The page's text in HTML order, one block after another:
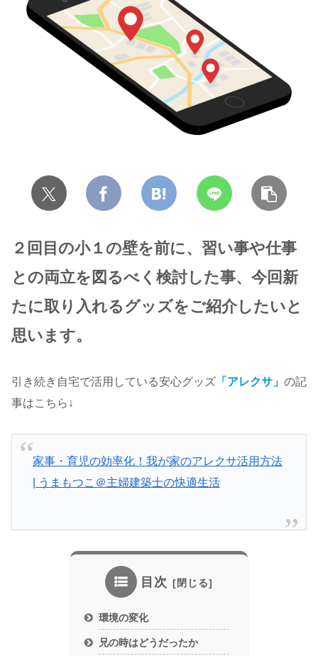
２回目の小１の壁を前に、習い事や仕事
との両立を図るべく検討した事、今回新
たに取り入れるグッズをご紹介したいと
思います。
引き続き自宅で活用している安心グッズ 「アレクサ」 の記
事はこちら↓
家事・育児の効率化！我が家のアレクサ活用方法
| うまもつこ＠主婦建築士の快適生活
目次
環境の変化
兄の時はどうだったか